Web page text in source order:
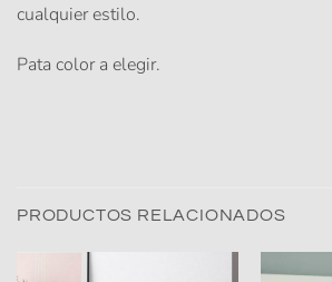
cualquier estilo.
Pata color a elegir.
PRODUCTOS RELACIONADOS